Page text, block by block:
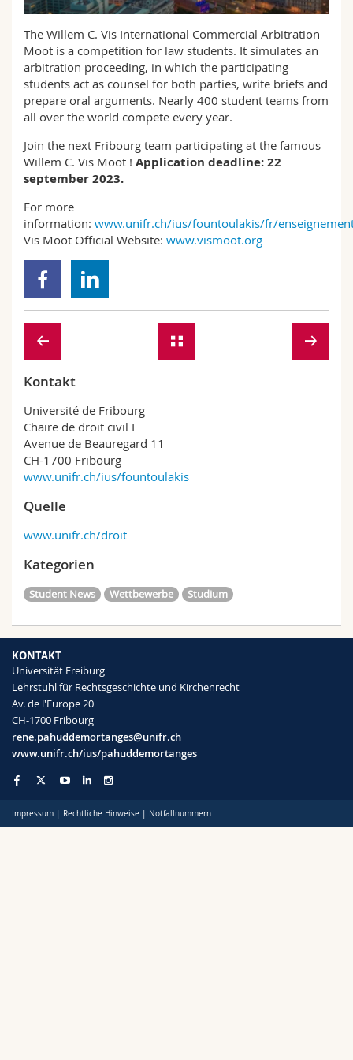
Math.-Nat. und Med. Fak.
Interfakultär
Mitarbeitende
Doktorierende
Webmail
Vorlesungsverzeichnis
MyUnifr
The Willem C. Vis International Commercial Arbitration
Moot is a competition for law students. It simulates an
arbitration proceeding, in which the participating
students act as counsel for both parties, write briefs and
prepare oral arguments. Nearly 400 student teams from
all over the world compete every year.
Join the next Fribourg team participating at the famous
Willem C. Vis Moot ! Application deadline: 22
september 2023.
For more
information: www.unifr.ch/ius/fountoulakis/fr/
Vis Moot Official Website: www.vismoot.org
Kontakt
Université de Fribourg
Chaire de droit civil I
Avenue de Beauregard 11
CH-1700 Fribourg
www.unifr.ch/ius/fountoulakis
Quelle
www.unifr.ch/droit
Kategorien
Student News Wettbewerbe Studium
KONTAKT
Universität Freiburg
Lehrstuhl für Rechtsgeschichte und Kirchenrecht
Av. de l'Europe 20
CH-1700 Fribourg
rene.pahuddemortanges@unifr.ch
www.unifr.ch/ius/pahuddemortanges
Impressum | Rechtliche Hinweise | Notfallnummern